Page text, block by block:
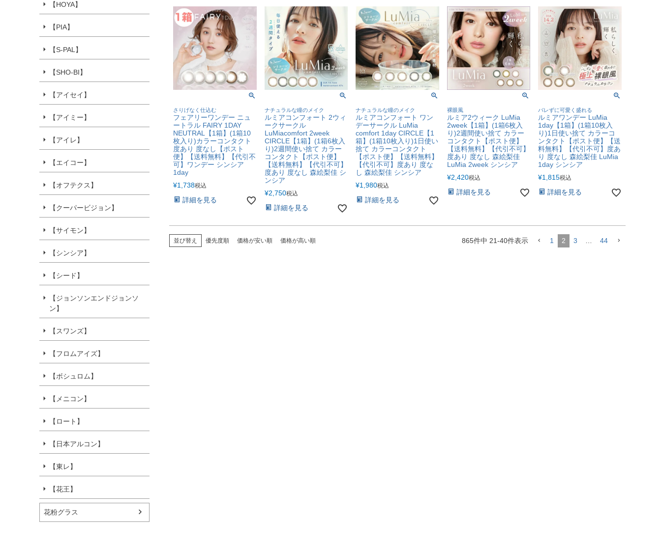
【HOYA】
【PIA】
【S-PAL】
【SHO-BI】
【アイセイ】
【アイミー】
【アイレ】
【エイコー】
【オフテクス】
【クーパービジョン】
【サイモン】
【シンシア】
【シード】
【ジョンソンエンドジョンソ
ン】
【スワンズ】
【フロムアイズ】
【ボシュロム】
【メニコン】
【ロート】
【日本アルコン】
【東レ】
【花王】
花粉グラス
さりげなく仕込む
フェアリーワンデー ニュ
ートラル FAIRY 1DAY
NEUTRAL【1箱】(1箱10
枚入り)カラーコンタクト
度あり 度なし【ポスト
便】【送料無料】【代引不
可】ワンデー シンシア
1day
¥1,738税込
詳細を見る
ナチュラルな瞳のメイク
ルミアコンフォート 2ウィ
ークサークル
LuMiacomfort 2week
CIRCLE【1箱】(1箱6枚入
り)2週間使い捨て カラー
コンタクト【ポスト便】
【送料無料】【代引不可】
度あり 度なし 森絵梨佳 シ
ンシア
¥2,750税込
詳細を見る
ナチュラルな瞳のメイク
ルミアコンフォート ワン
デーサークル LuMia
comfort 1day CIRCLE【1
箱】(1箱10枚入り)1日使い
捨て カラーコンタクト
【ポスト便】【送料無料】
【代引不可】度あり 度な
し 森絵梨佳 シンシア
¥1,980税込
詳細を見る
裸眼風
ルミア2ウィーク LuMia
2week【1箱】(1箱6枚入
り)2週間使い捨て カラー
コンタクト【ポスト便】
【送料無料】【代引不可】
度あり 度なし 森絵梨佳
LuMia 2week シンシア
¥2,420税込
詳細を見る
バレずに可愛く盛れる
ルミアワンデー LuMia
1day【1箱】(1箱10枚入
り)1日使い捨て カラーコ
ンタクト【ポスト便】【送
料無料】【代引不可】度あ
り 度なし 森絵梨佳 LuMia
1day シンシア
¥1,815税込
詳細を見る
並び替え 優先度順 価格が安い順 価格が高い順 865件中 21-40件表示 1 2 3 44